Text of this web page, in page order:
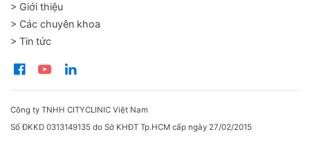
Craniosacral
của cơ thể để khôi phục khả năng vận động
phục hồi, vì vậy các bác sĩ Trị liệu
Osteopathy cũng có thể tư vấn thay đổi chế
> Giới thiệu
> Các chuyên khoa
> Tin tức
Công ty TNHH CITYCLINIC Việt Nam
Số ĐKKD 0313149135 do Sở KHĐT Tp.HCM cấp ngày 27/02/2015